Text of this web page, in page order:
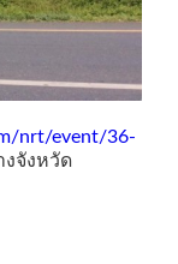
nrt/event/36-
จังหวัด